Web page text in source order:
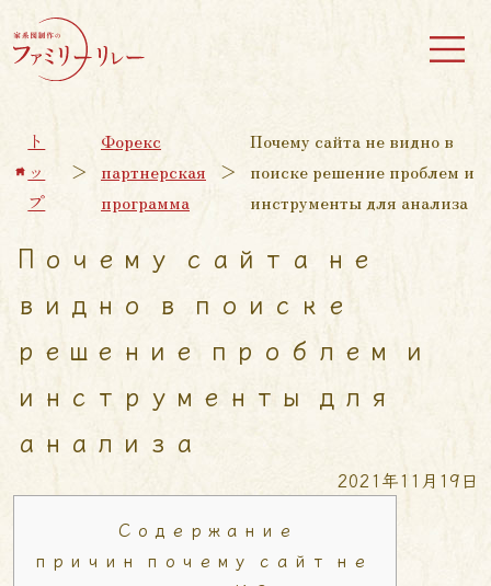
ト
ッ
プ
＞
Форекс
партнерская
программа
＞
Почему сайта не видно в
поиске решение проблем и
инструменты для анализа
Почему сайта не
видно в поиске
решение проблем и
инструменты для
анализа
2021年11月19日
Содержание
причин почему сайт не